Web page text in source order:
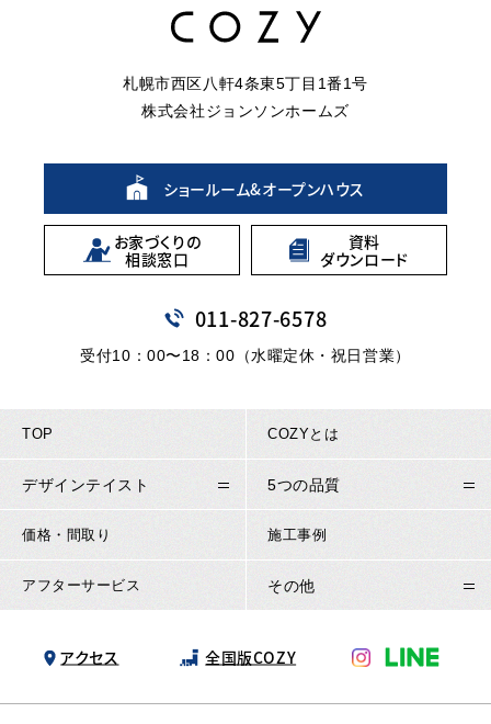
札幌市西区八軒4条東5丁目1番1号
株式会社ジョンソンホームズ
ショールーム&オープンハウス
お家づくりの
相談窓口
資料
ダウンロード
011-827-6578
受付10：00〜18：00（水曜定休・祝日営業）
TOP COZYとは
デザインテイスト 5つの品質
価格・間取り 施工事例
アフターサービス その他
アクセス 全国版COZY